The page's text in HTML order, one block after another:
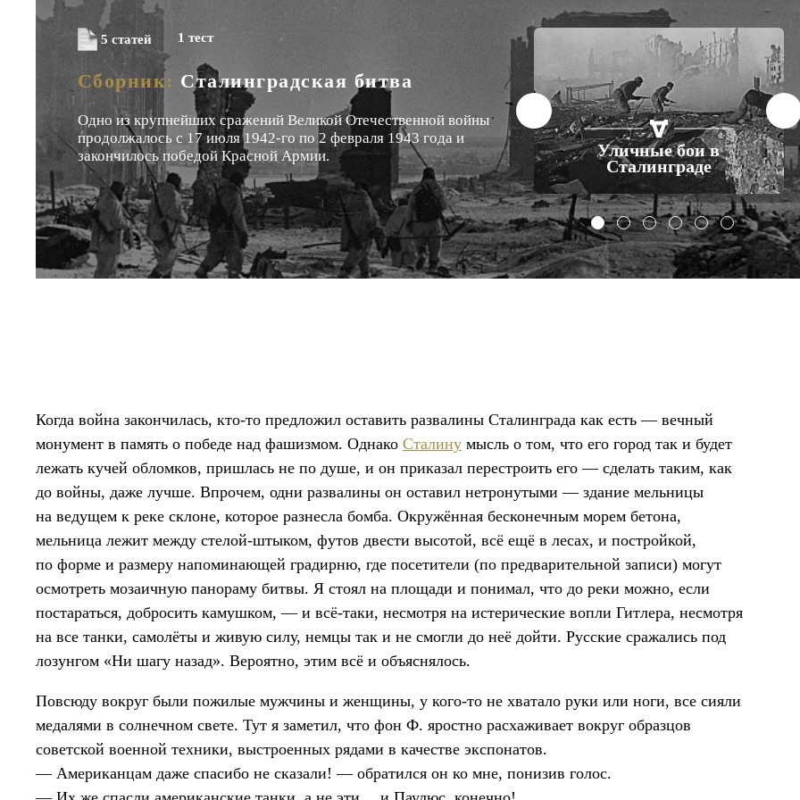
5 статей 1 тест
Сборник: Сталинградская битва
Одно из крупнейших сражений Великой Отечественной войны
продолжалось с 17 июля 1942-го по 2 февраля 1943 года и
закончилось победой Красной Армии.
Сталинградская битва –
перелом в Великой
Отечественной войне
XX ВЕК
Уличные бои в
Сталинграде
Когда война закончилась, кто-то предложил оставить развалины Сталинграда как есть — вечный
монумент в память о победе над фашизмом. Однако Сталину мысль о том, что его город так и будет
лежать кучей обломков, пришлась не по душе, и он приказал перестроить его — сделать таким, как
до войны, даже лучше. Впрочем, одни развалины он оставил нетронутыми — здание мельницы
на ведущем к реке склоне, которое разнесла бомба. Окружённая бесконечным морем бетона,
мельница лежит между стелой-штыком, футов двести высотой, всё ещё в лесах, и постройкой,
по форме и размеру напоминающей градирню, где посетители (по предварительной записи) могут
осмотреть мозаичную панораму битвы. Я стоял на площади и понимал, что до реки можно, если
постараться, добросить камушком, — и всё-таки, несмотря на истерические вопли Гитлера, несмотря
на все танки, самолёты и живую силу, немцы так и не смогли до неё дойти. Русские сражались под
лозунгом «Ни шагу назад». Вероятно, этим всё и объяснялось.
Повсюду вокруг были пожилые мужчины и женщины, у кого-то не хватало руки или ноги, все сияли
медалями в солнечном свете. Тут я заметил, что фон Ф. яростно расхаживает вокруг образцов
советской военной техники, выстроенных рядами в качестве экспонатов.
— Американцам даже спасибо не сказали! — обратился он ко мне, понизив голос.